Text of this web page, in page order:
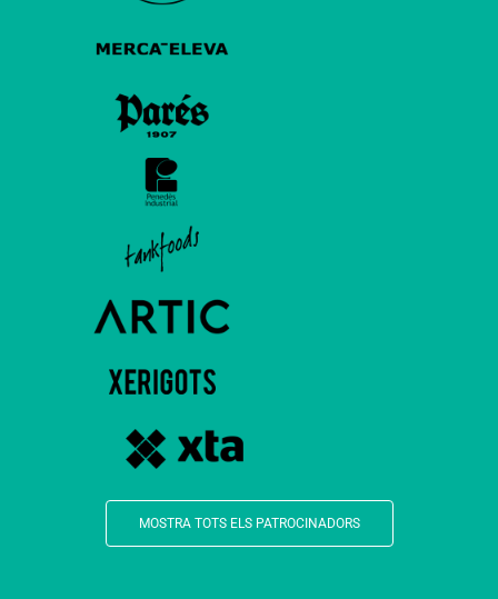
MOSTRA TOTS ELS PATROCINADORS